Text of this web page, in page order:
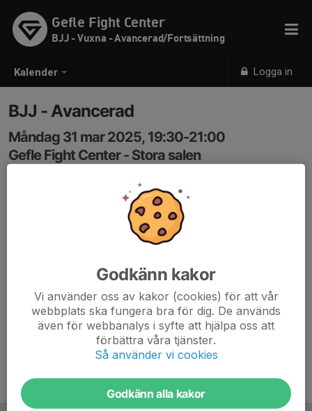
Kalender Logga in
Gefle Fight Center
BJJ - Vuxna - Avancerad/Fortsättning
BJJ - Avancerad
Måndag 31 mar 2025, 19:30-21:00
Gefle Fight Center - Stora salen
Godkänn kakor
Vi använder oss av kakor (cookies) för att vår
webbplats ska fungera bra för dig. De används
även för webbanalys i syfte att hjälpa oss att
förbättra våra tjänster.
Så använder vi cookies
Godkänn alla kakor